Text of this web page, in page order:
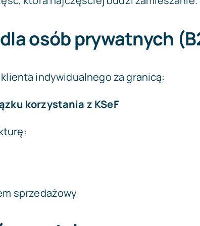
osób prywatnych
indywidualnego za granicą:
korzystania z KSeF
sprzedażowy